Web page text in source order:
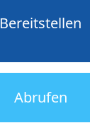
Bereitstellen
Abrufen